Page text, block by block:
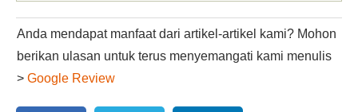
Anda mendapat manfaat dari artikel-artikel kami? Mohon
berikan ulasan untuk terus menyemangati kami menulis
> Google Review